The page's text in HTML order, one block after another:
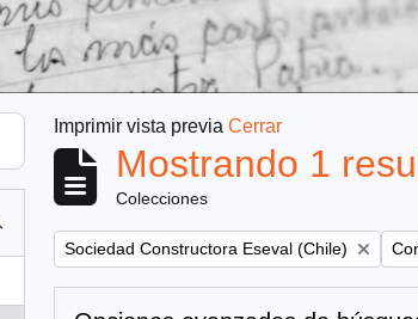
Imprimir vista previa Cerrar
Mostrando 1
Colecciones
Remove filter:
Sociedad Constructora Eseval (Chile)